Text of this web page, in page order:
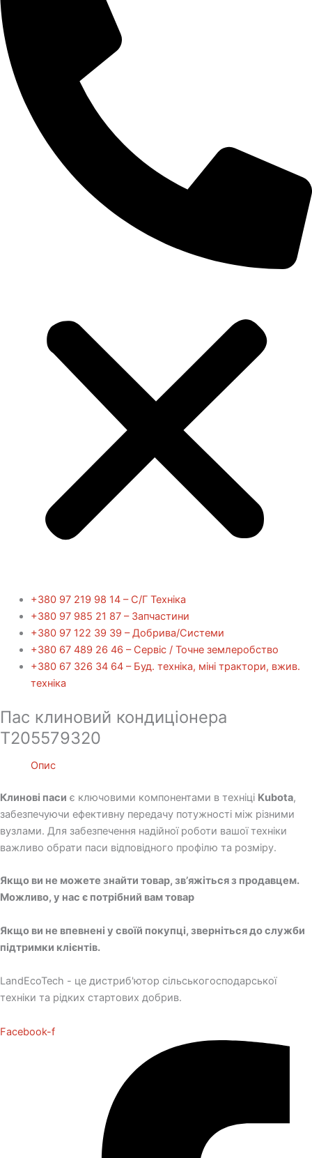
+380 97 219 98 14 – С/Г Техніка
+380 97 985 21 87 – Запчастини
+380 97 122 39 39 – Добрива/Cистеми
+380 67 489 26 46 – Сервіс / Точне землеробство
+380 67 326 34 64 – Буд. техніка, міні трактори, вжив.
техніка
Пас клиновий кондиціонера
T205579320
Опис
Клинові паси є ключовими компонентами в техніці Kubota,
забезпечуючи ефективну передачу потужності між різними
вузлами. Для забезпечення надійної роботи вашої техніки
важливо обрати паси відповідного профілю та розміру.
Якщо ви не можете знайти товар, зв’яжіться з продавцем.
Можливо, у нас є потрібний вам товар
Якщо ви не впевнені у своїй покупці, зверніться до служби
підтримки клієнтів.
LandEcoTech - це дистриб'ютор сільськогосподарської
техніки та рідких стартових добрив.
Facebook-f